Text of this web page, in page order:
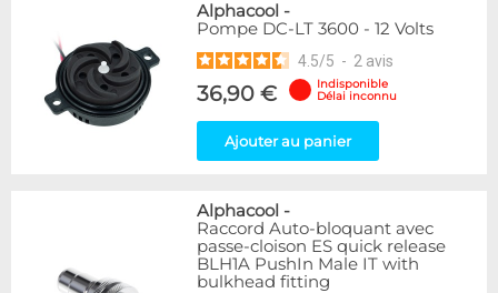
Alphacool -
Pompe DC-LT 3600 - 12 Volts
4.5/5 - 2 avis
36,90 €
Indisponible
Délai inconnu
Ajouter au panier
Alphacool -
Raccord Auto-bloquant avec
passe-cloison ES quick release
BLH1A PushIn Male IT with
bulkhead fitting